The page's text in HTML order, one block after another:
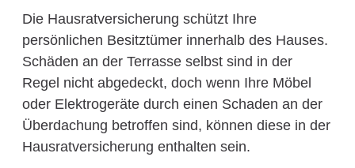
Die Hausratversicherung schützt Ihre
persönlichen Besitztümer innerhalb des Hauses.
Schäden an der Terrasse selbst sind in der
Regel nicht abgedeckt, doch wenn Ihre Möbel
oder Elektrogeräte durch einen Schaden an der
Überdachung betroffen sind, können diese in der
Hausratversicherung enthalten sein.